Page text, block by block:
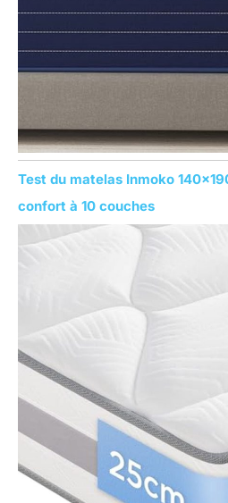
Test du matelas Inmoko
confort à 10 couches